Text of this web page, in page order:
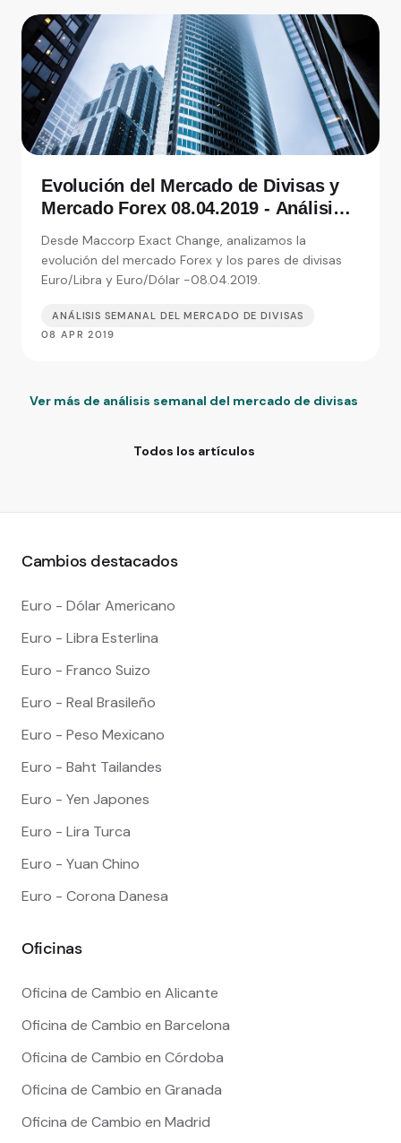
Evolución del Mercado de Divisas y
Mercado Forex 08.04.2019 - Análisis
de moneda
Desde Maccorp Exact Change, analizamos la
evolución del mercado Forex y los pares de divisas
Euro/Libra y Euro/Dólar -08.04.2019.
ANÁLISIS SEMANAL DEL MERCADO DE DIVISAS
08 APR 2019
Ver más de análisis semanal del mercado de divisas
Todos los artículos
Cambios destacados
Euro - Dólar Americano
Euro - Libra Esterlina
Euro - Franco Suizo
Euro - Real Brasileño
Euro - Peso Mexicano
Euro - Baht Tailandes
Euro - Yen Japones
Euro - Lira Turca
Euro - Yuan Chino
Euro - Corona Danesa
Oficinas
Oficina de Cambio en Alicante
Oficina de Cambio en Barcelona
Oficina de Cambio en Córdoba
Oficina de Cambio en Granada
Oficina de Cambio en Madrid